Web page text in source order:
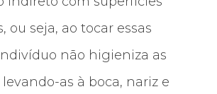
ou seja, ao tocar essas
não higieniza as
as à boca, nariz e